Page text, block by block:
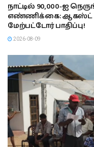
நாட்டில் 90,000-ஐ
எண்ணிக்கை: ஆகஸ்ட்
மேற்பட்டோர் பாதிப்பு!
2026-08-09